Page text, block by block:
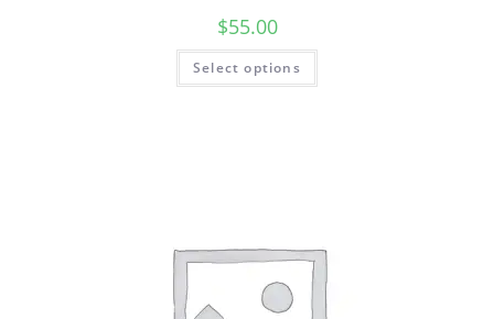
$55.00
Select options